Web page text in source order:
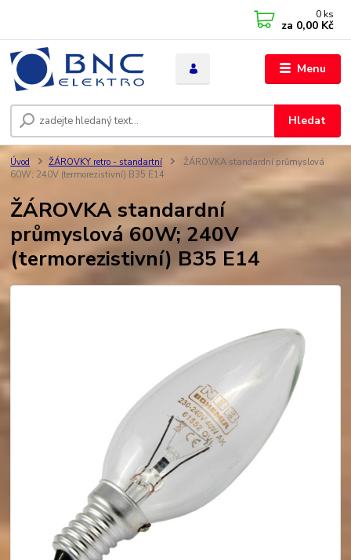
Menu
Hledat
0 ks
za 0,00 Kč
Úvod ŽÁROVKY retro - standartní
ŽÁROVKA standardní průmyslová
60W; 240V (termorezistivní) B35 E14
ŽÁROVKA standardní
průmyslová 60W; 240V
(termorezistivní) B35 E14